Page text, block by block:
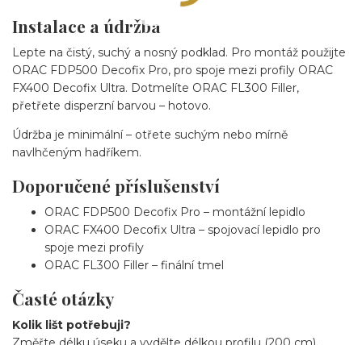
Instalace a údržba
Lepte na čistý, suchý a nosný podklad. Pro montáž použijte
ORAC FDP500 Decofix Pro, pro spoje mezi profily ORAC
FX400 Decofix Ultra. Dotmelíte ORAC FL300 Filler,
přetřete disperzní barvou – hotovo.
Údržba je minimální – otřete suchým nebo mírně
navlhčeným hadříkem.
Doporučené příslušenství
ORAC FDP500 Decofix Pro – montážní lepidlo
ORAC FX400 Decofix Ultra – spojovací lepidlo pro
spoje mezi profily
ORAC FL300 Filler – finální tmel
Časté otázky
Kolik lišt potřebuji?